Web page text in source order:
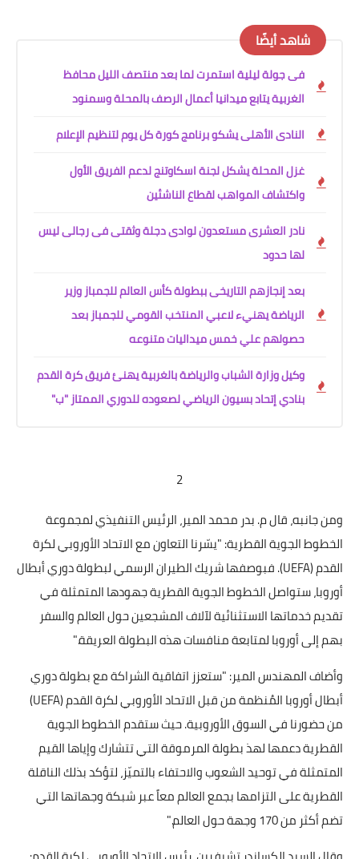
شاهد أيضًا
فى جولة ليلية استمرت لما بعد منتصف الليل محافظ
الغربية يتابع ميدانيا أعمال الرصف بالمحلة وسمنود
النادى الأهلى يشكو برنامج كورة كل يوم لتنظيم الإعلام
غزل المحلة يشكل لجنة اسكاوتنج لدعم الفريق الأول
واكتشاف المواهب لقطاع الناشئين
نادر العشرى مستعدون لوادى دجلة وثقتى فى رجالى ليس
لها حدود
بعد إنجازهم التاريخى ببطولة كأس العالم للجمباز وزير
الرياضة يهنيء لاعبي المنتخب القومي للجمباز بعد
حصولهم علي خمس ميداليات متنوعه
وكيل وزارة الشباب والرياضة بالغربية يهنئ فريق كرة القدم
بنادي إتحاد بسيون الرياضي لصعوده للدوري الممتاز "ب"
2
ومن جانبه، قال م. بدر محمد المير، الرئيس التنفيذي لمجموعة
الخطوط الجوية القطرية: "يسّرنا التعاون مع الاتحاد الأوروبي لكرة
القدم (UEFA). فبوصفها شريك الطيران الرسمي لبطولة دوري أبطال
أوروبا، ستواصل الخطوط الجوية القطرية جهودها المتمثلة في
تقديم خدماتها الاستثنائية لآلاف المشجعين حول العالم والسفر
بهم إلى أوروبا لمتابعة منافسات هذه البطولة العريقة."
وأضاف المهندس المير: "ستعزز اتفاقية الشراكة مع بطولة دوري
أبطال أوروبا المُنظمة من قبل الاتحاد الأوروبي لكرة القدم (UEFA)
من حضورنا في السوق الأوروبية. حيث ستقدم الخطوط الجوية
القطرية دعمها لهذ بطولة المرموقة التي تتشارك وإياها القيم
المتمثلة في توحيد الشعوب والاحتفاء بالتميّز، لتؤكد بذلك الناقلة
القطرية على التزامها بجمع العالم معاً عبر شبكة وجهاتها التي
تضم أكثر من 170 وجهة حول العالم."